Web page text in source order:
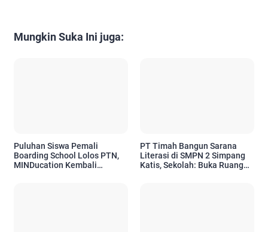
Mungkin Suka Ini juga:
Puluhan Siswa Pemali
Boarding School Lolos PTN,
MINDucation Kembali
PT Timah Bangun Sarana
Literasi di SMPN 2 Simpang
Katis, Sekolah: Buka Ruang